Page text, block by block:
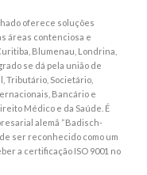
oferece soluções
áreas contenciosa e
Blumenau, Londrina,
se dá pela união de
Tributário, Societário,
Bancário e
Médico e da Saúde. É
alemã “Badisch-
ser reconhecido como um
a certificação ISO 9001 no